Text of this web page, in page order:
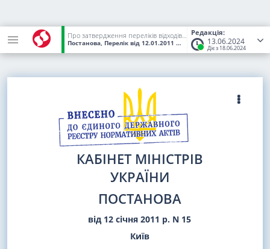
Редакція:
13.06.2024
Діє з 18.06.2024
Про затвердження переліків відходів та брухту чорних і кольорових металів, операції з постачання яких, зокрема операції з імпорту, тимчасово, до 1 січня 2027 року, звільняються від обкладення податком на додану вартість
Постанова, Перелік від 12.01.2011 № 15 (Статус:Чинний)
КАБІНЕТ МІНІСТРІВ
УКРАЇНИ
ПОСТАНОВА
від 12 січня 2011 р. N 15
Київ